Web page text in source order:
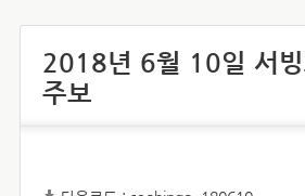
2018년 6월 10일 서빙
주보